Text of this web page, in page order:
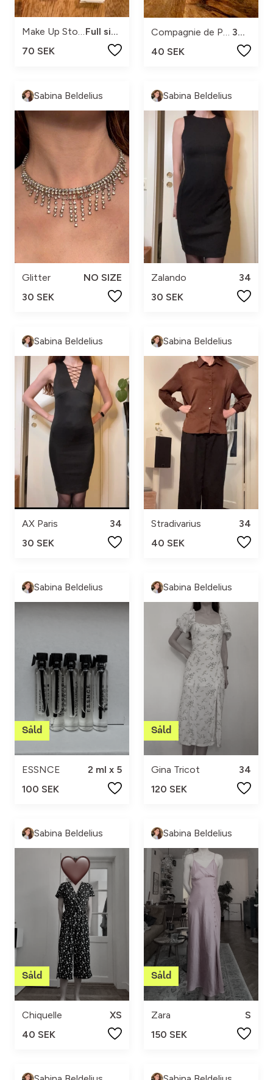
Make Up Store
Full size
70 SEK
30 ml
40 SEK
Sabina Beldelius
Glitter
NO SIZE
30 SEK
Sabina Beldelius
Zalando
34
30 SEK
Sabina Beldelius
AX Paris
34
30 SEK
Sabina Beldelius
Stradivarius
34
40 SEK
Sabina Beldelius
ESSNCE
2 ml x 5
100 SEK
Sabina Beldelius
Gina Tricot
34
120 SEK
Sabina Beldelius
Chiquelle
XS
40 SEK
Sabina Beldelius
Zara
S
150 SEK